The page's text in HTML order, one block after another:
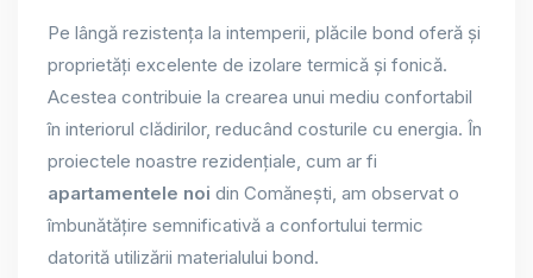
Pe lângă rezistența la intemperii, plăcile bond oferă și
proprietăți excelente de izolare termică și fonică.
Acestea contribuie la crearea unui mediu confortabil
în interiorul clădirilor, reducând costurile cu energia. În
proiectele noastre rezidențiale, cum ar fi
apartamentele noi din Comănești, am observat o
îmbunătățire semnificativă a confortului termic
datorită utilizării materialului bond.